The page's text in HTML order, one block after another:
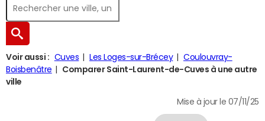
Voir aussi : Cuves Les Loges-sur-Brécey
Coulouvray-
Boisbenâtre
Comparer Saint-Laurent-de-Cuves à une autre
ville
Mise à jour le 07/11/25